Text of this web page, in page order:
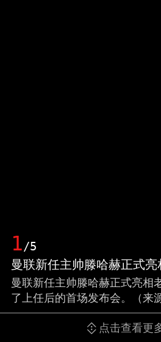
1/5
曼联新任主帅滕哈赫正式
曼联新任主帅滕哈赫正式亮相
了上任后的首场发布会。（来
点击查看更